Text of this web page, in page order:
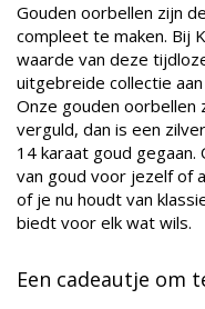
Gouden oorbellen zijn
compleet te maken. Bij
waarde van deze
uitgebreide collectie
Onze gouden oorbellen
verguld, dan is een
14 karaat goud
van goud voor jezelf of
of je nu houdt van
biedt voor elk wat wils.
Een cadeautje om